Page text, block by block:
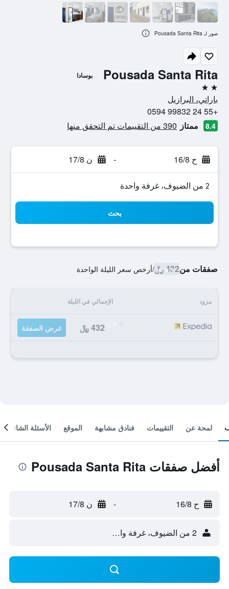
Pousada Santa Rita بوسادا
2 نجمتين
باراتي، البرازيل
+55 24 99832 0594
8.4 ممتاز 390 من التقييمات تم التحقق منها
ح 16/8 - ن 17/8
2 من الضيوف، غرفة واحدة
بحث
صفقات من432 ﷼ /أرخص سعر الليلة الواحدة
مزود الإجمالي في الليلة
432 ﷼ عرض الصفقة
صور لـ Pousada Santa Rita
لمحة عن التقييمات فنادق مشابهة الموقع الأسئلة الشائعة
أفضل صفقات Pousada Santa Rita
ح 16/8 - ن 17/8
2 من الضيوف، غرفة واحدة